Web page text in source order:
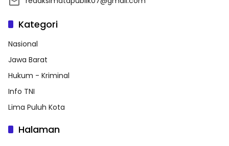
Kategori
Nasional
Jawa Barat
Hukum - Kriminal
Info TNI
Lima Puluh Kota
Halaman